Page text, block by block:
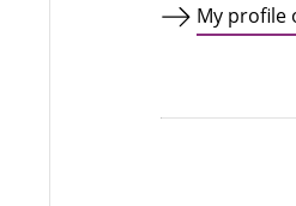
My profile